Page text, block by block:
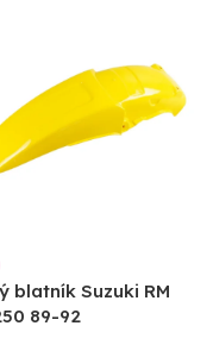
blatník Suzuki RM
89-92